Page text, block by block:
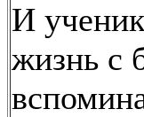
И
жизнь с